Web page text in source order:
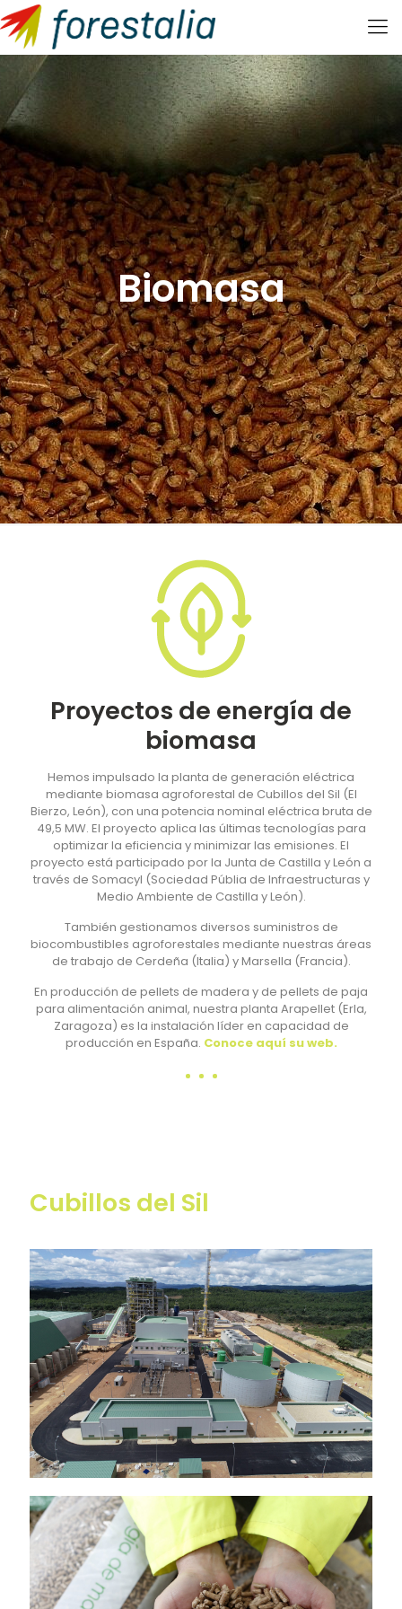
Biomasa
Proyectos de energía de
biomasa
mediante biomasa agroforestal de Cubillos del Sil (El
Bierzo, León), con una potencia nominal eléctrica bruta de
49,5 MW. El proyecto aplica las últimas tecnologías para
optimizar la eficiencia y minimizar las emisiones.El
proyecto está participado por la Junta de Castilla y León a
través de Somacyl (Sociedad Públia de Infraestructuras y
Medio Ambiente de Castilla y León).
También gestionamos diversos suministros de
biocombustibles agroforestales mediante nuestras áreas
de trabajo de Cerdeña (Italia) y Marsella (Francia).
En producción de pellets de madera y de pellets de paja
para alimentación animal, nuestra planta Arapellet (Erla,
Zaragoza) es la instalación líder en capacidad de
producción en España.Conoce aquí su web.
Proyectos de energía de
biomasa
Hemos impulsado la planta de generación eléctrica
mediante biomasa agroforestal de Cubillos del Sil (El
Bierzo, León), con una potencia nominal eléctrica bruta de
49,5 MW. El proyecto aplica las últimas tecnologías para
optimizar la eficiencia y minimizar las emisiones. El
proyecto está participado por la Junta de Castilla y León a
través de Somacyl (Sociedad Públia de Infraestructuras y
Medio Ambiente de Castilla y León).
También gestionamos diversos suministros de
biocombustibles agroforestales mediante nuestras áreas
de trabajo de Cerdeña (Italia) y Marsella (Francia).
En producción de pellets de madera y de pellets de paja
para alimentación animal, nuestra planta Arapellet (Erla,
Zaragoza) es la instalación líder en capacidad de
producción en España. Conoce aquí su web.
Cubillos del Sil